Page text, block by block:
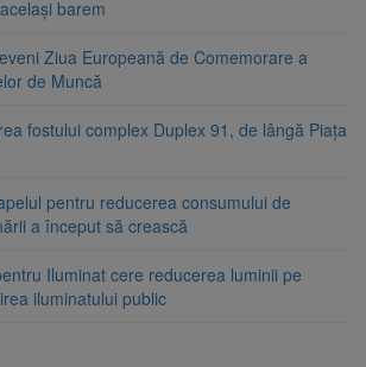
barem
Ziua Europeană de Comemorare a
de Muncă
fostului complex Duplex 91, de lângă Piața
pentru reducerea consumului de
a început să crească
Iluminat cere reducerea luminii pe
iluminatului public